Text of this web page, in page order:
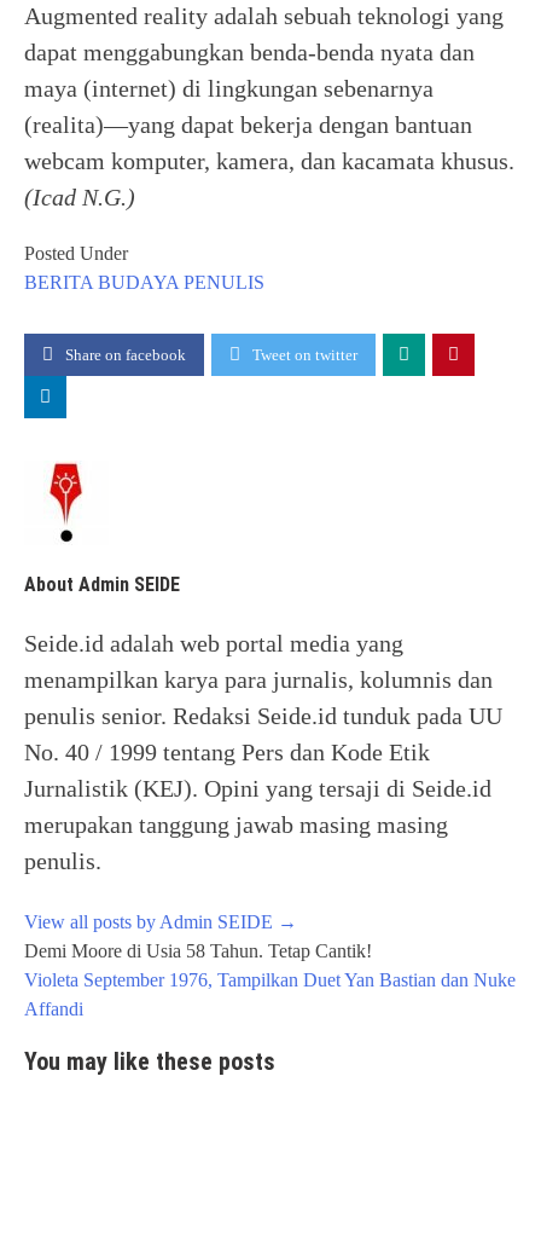
Augmented reality adalah sebuah teknologi yang
dapat menggabungkan benda-benda nyata dan
maya (internet) di lingkungan sebenarnya
(realita)—yang dapat bekerja dengan bantuan
webcam komputer, kamera, dan kacamata khusus.
(Icad N.G.)
Posted Under
BERITA BUDAYA PENULIS
Share on facebook Tweet on twitter
About Admin SEIDE
Seide.id adalah web portal media yang
menampilkan karya para jurnalis, kolumnis dan
penulis senior. Redaksi Seide.id tunduk pada UU
No. 40 / 1999 tentang Pers dan Kode Etik
Jurnalistik (KEJ). Opini yang tersaji di Seide.id
merupakan tanggung jawab masing masing
penulis.
View all posts by Admin SEIDE →
Post
navigation
Demi Moore di Usia 58 Tahun. Tetap Cantik!
Violeta September 1976, Tampilkan Duet Yan Bastian dan Nuke
Affandi
You may like these posts